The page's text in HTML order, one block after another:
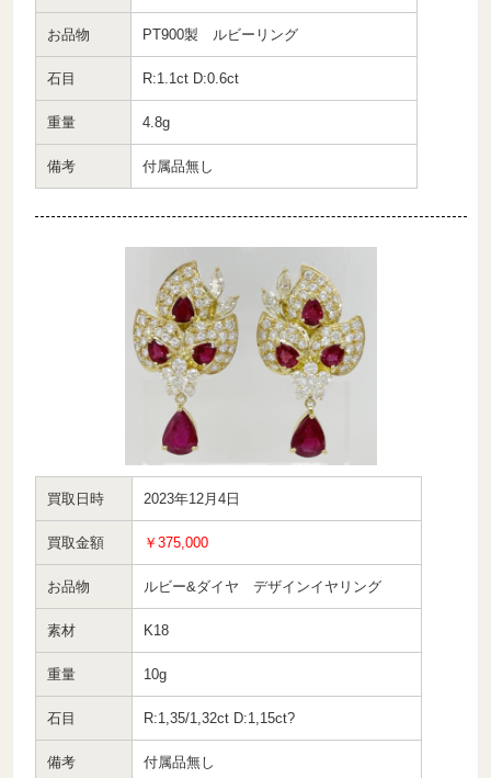
お品物 PT900製 ルビーリング
石目 R:1.1ct D:0.6ct
重量 4.8g
備考 付属品無し
買取日時 2023年12月4日
買取金額 ￥375,000
お品物 ルビー&ダイヤ デザインイヤリング
素材 K18
重量 10g
石目 R:1,35/1,32ct D:1,15ct?
備考 付属品無し